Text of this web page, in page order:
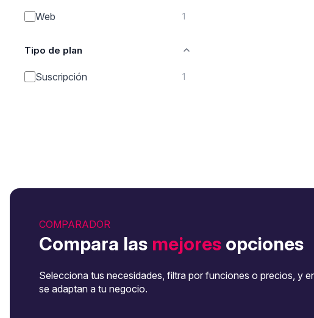
Web 1
Tipo de plan
Suscripción 1
COMPARADOR
Compara las mejores opciones
Selecciona tus necesidades, filtra por funciones o precios, y
se adaptan a tu negocio.